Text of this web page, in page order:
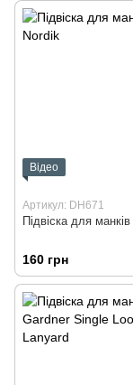
Відео
Артикул: DH671
Підвіска для
160 грн